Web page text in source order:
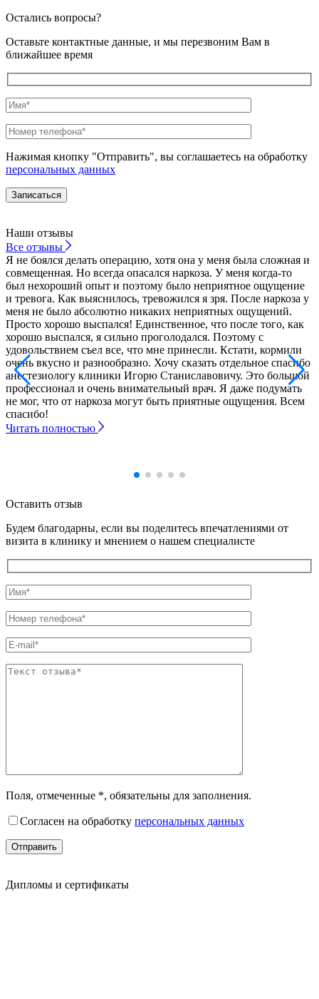
Остались вопросы?
Оставьте контактные данные, и мы перезвоним Вам в
ближайшее время
Нажимая кнопку "Отправить", вы соглашаетесь на обработку
персональных данных
Наши отзывы
Все отзывы
Я не боялся делать операцию, хотя она у меня была сложная и
совмещенная. Но всегда опасался наркоза. У меня когда-то
был нехороший опыт и поэтому было неприятное ощущение
и тревога. Как выяснилось, тревожился я зря. После наркоза у
меня не было абсолютно никаких неприятных ощущений.
Просто хорошо выспался! Единственное, что после того, как
хорошо выспался, я сильно проголодался. Поэтому с
удовольствием съел все, что мне принесли. Кстати, кормили
очень вкусно и разнообразно. Хочу сказать отдельное спасибо
анестезиологу клиники Игорю Станиславовичу. Это большой
профессионал и очень внимательный врач. Я даже подумать
не мог, что от наркоза могут быть приятные ощущения. Всем
спасибо!
Читать полностью
Оставить отзыв
Будем благодарны, если вы поделитесь впечатлениями от
визита в клинику и мнением о нашем специалисте
Поля, отмеченные *, обязательны для заполнения.
Согласен на обработку персональных данных
Дипломы и сертификаты